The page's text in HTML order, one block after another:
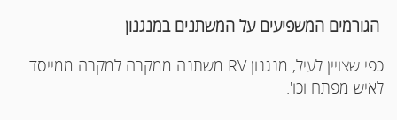
הגורמים המשפיעים על המשתנים במנגנון
כפי שצויין לעיל, מנגנון RV משתנה ממקרה למקרה ממייסד
לאיש מפתח וכו'.